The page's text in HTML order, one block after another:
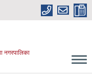
नगरपालिका